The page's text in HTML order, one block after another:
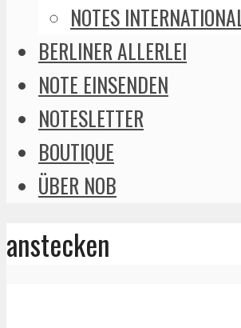
NOTES INTERNATIONAL
BERLINER ALLERLEI
NOTE EINSENDEN
NOTESLETTER
BOUTIQUE
ÜBER NOB
anstecken